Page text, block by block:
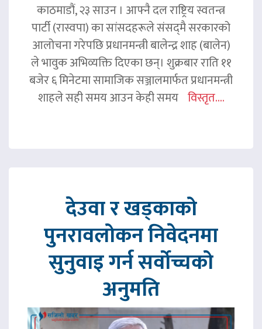
काठमाडौं, २३ साउन । आफ्नै दल राष्ट्रिय स्वतन्त्र
पार्टी (रास्वपा) का सांसदहरूले संसद्‌मै सरकारको
आलोचना गरेपछि प्रधानमन्त्री बालेन्द्र शाह (बालेन)
ले भावुक अभिव्यक्ति दिएका छन्। शुक्रबार राति ११
बजेर ६ मिनेटमा सामाजिक सञ्जालमार्फत प्रधानमन्त्री
शाहले सही समय आउन केही समय विस्तृत....
देउवा र खड्काको
पुनरावलोकन निवेदनमा
सुनुवाइ गर्न सर्वोच्चको
अनुमति